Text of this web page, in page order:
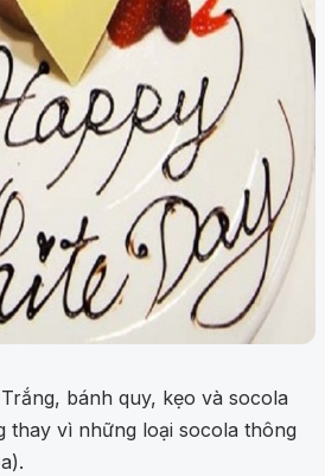
bánh quy, kẹo và socola
thay vì những loại socola thông